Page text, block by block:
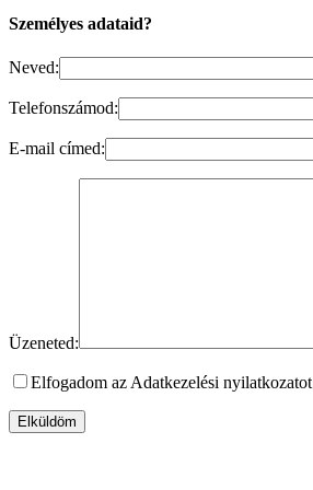
Személyes adataid?
Neved:
Telefonszámod:
E-mail címed:
Üzeneted:
Elfogadom az Adatkezelési nyilatkozatot